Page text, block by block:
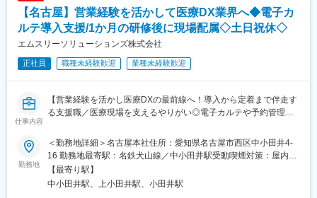
■組織について：
約8名のチームで半数近くは女性です。中途採用の方も活躍頂いて
り、全社的に月40時間を超えることはほぼありません。
◇「国内シェアトップクラス」&「110の国と地域でのグローバル
展開」
患者への負担が少ないことから心筋梗塞の治療法等では約90％以
上がカテーテル治療が選択されています。その治療に使用される
【名古屋】営業経験を活かして医療DX業界へ◆電子カ
ルテ導入支援/1か月の研修後に現場配属◇土日祝休◇
エムスリーソリューションズ株式会社
正社員 職種未経験歓迎 業種未経験歓迎
仕事内容
【営業経験を活かし医療DXの最前線へ！導入から定着まで伴走す
る支援職／医療現場を支えるやりがい◎電子カルテや予約管理シ
験入社】
■こんな方におすすめ：
「売る営業」から「顧客成功を支援する仕事」へキャリアチェン
ジしませんか？当社では、人材営業やメーカー営業、MR、医療機
勤務地
＜勤務地詳細＞名古屋本社住所：愛知県名古屋市西区中小田井4-
16 勤務地最寄駅：名鉄犬山線／中小田井駅受動喫煙対策：屋内全
面禁煙変更の範囲：会社の定める事業所
【最寄り駅】
中小田井駅、上小田井駅、小田井駅